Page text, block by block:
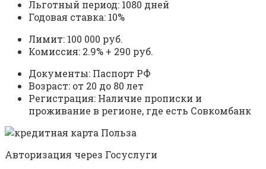
Льготный период: 1080 дней
Годовая ставка: 10%
Лимит: 100 000 руб.
Комиссия: 2.9% + 290 руб.
Документы: Паспорт РФ
Возраст: от 20 до 80 лет
Регистрация: Наличие прописки и
проживание в регионе, где есть Совкомбанк
Авторизация через Госуслуги